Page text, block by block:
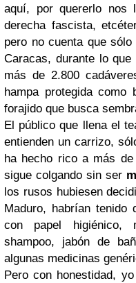
aquí, por quererlo nos
derecha fascista,
pero no cuenta que
Caracas, durante lo
más de 2.800
hampa protegida como
forajido que busca
El público que llena el
entienden un carrizo,
ha hecho rico a más
sigue colgando sin ser
los rusos hubiesen
Maduro, habrían tenido
con papel higiénico,
shampoo, jabón de
algunas medicinas
Pero con honestidad,